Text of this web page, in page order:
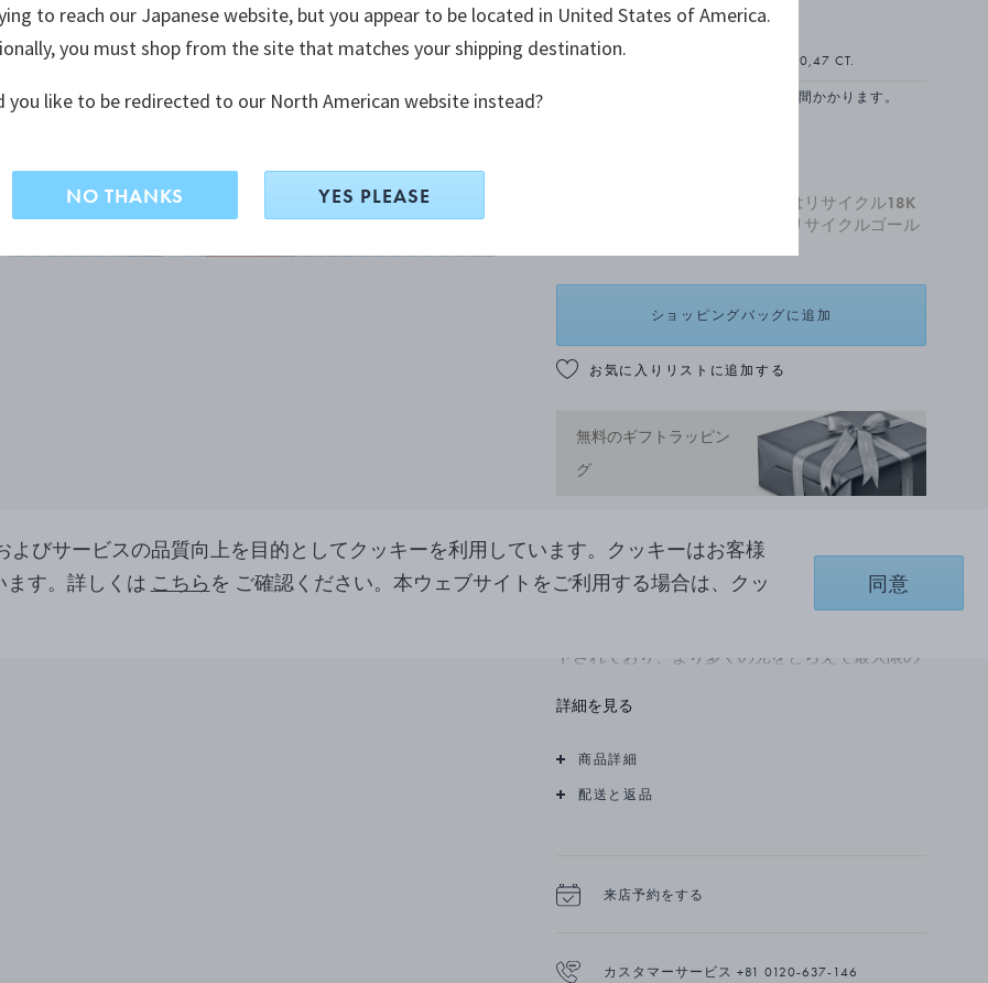
18Kホワイトゴールド, ダイヤモンド, 0,47 CT.
お取り寄せのため、納品まで約1-2 週間かかります。
全ての新作ゴールドジュエリーはリサイクル18K
ゴールドでつくられています。リサイクルゴール
ショッピングバッグに追加
お気に入りリストに追加する
無料のギフトラッピン
グ
ごくミニマルでエレガントなデザインで、普段づ
かいにも特別なシーンにもぴったりな18Kゴール
ドネックレス。チェーンにはブリリアントカット
ダイヤモンドが散りばめられています。ダイヤモ
トされており、より多くの光をとらえて最大限の
詳細を見る
商品詳細
配送と返品
来店予約をする
カスタマーサービス +81 0120-637-146
びサービスの品質向上を目的としてクッキーを利用しています。クッキーはお客様
す。詳しくは こちら を ご確認ください。本ウェブサイトをご利用する場合は、クッ
同意
to reach our Japanese website, but you appear to be located in United States of America.
you must shop from the site that matches your shipping destination.
you like to be redirected to our North American website instead?
NO THANKS YES PLEASE